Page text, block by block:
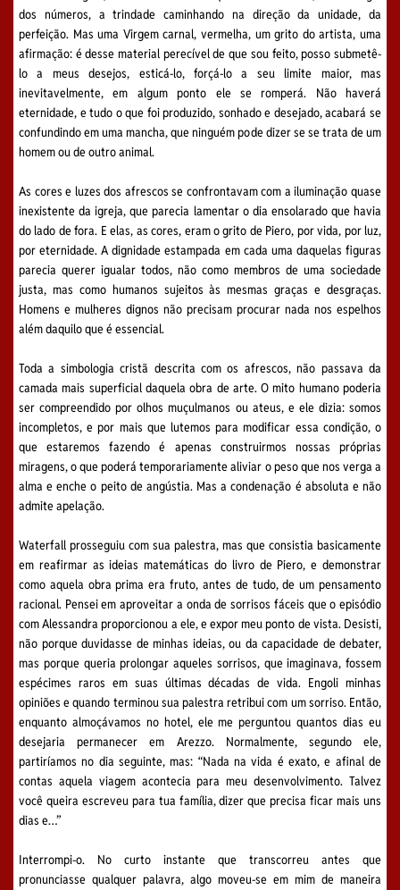
dos números, a trindade caminhando na direção da unidade, da
perfeição. Mas uma Virgem carnal, vermelha, um grito do artista, uma
afirmação: é desse material perecível de que sou feito, posso submetê-
lo a meus desejos, esticá-lo, forçá-lo a seu limite maior, mas
inevitavelmente, em algum ponto ele se romperá. Não haverá
eternidade, e tudo o que foi produzido, sonhado e desejado, acabará se
confundindo em uma mancha, que ninguém pode dizer se se trata de um
homem ou de outro animal.
As cores e luzes dos afrescos se confrontavam com a iluminação quase
inexistente da igreja, que parecia lamentar o dia ensolarado que havia
do lado de fora. E elas, as cores, eram o grito de Piero, por vida, por luz,
por eternidade. A dignidade estampada em cada uma daquelas figuras
parecia querer igualar todos, não como membros de uma sociedade
justa, mas como humanos sujeitos às mesmas graças e desgraças.
Homens e mulheres dignos não precisam procurar nada nos espelhos
além daquilo que é essencial.
Toda a simbologia cristã descrita com os afrescos, não passava da
camada mais superficial daquela obra de arte. O mito humano poderia
ser compreendido por olhos muçulmanos ou ateus, e ele dizia: somos
incompletos, e por mais que lutemos para modificar essa condição, o
que estaremos fazendo é apenas construirmos nossas próprias
miragens, o que poderá temporariamente aliviar o peso que nos verga a
alma e enche o peito de angústia. Mas a condenação é absoluta e não
admite apelação.
Waterfall prosseguiu com sua palestra, mas que consistia basicamente
em reafirmar as ideias matemáticas do livro de Piero, e demonstrar
como aquela obra prima era fruto, antes de tudo, de um pensamento
racional. Pensei em aproveitar a onda de sorrisos fáceis que o episódio
com Alessandra proporcionou a ele, e expor meu ponto de vista. Desisti,
não porque duvidasse de minhas ideias, ou da capacidade de debater,
mas porque queria prolongar aqueles sorrisos, que imaginava, fossem
espécimes raros em suas últimas décadas de vida. Engoli minhas
opiniões e quando terminou sua palestra retribui com um sorriso. Então,
enquanto almoçávamos no hotel, ele me perguntou quantos dias eu
desejaria permanecer em Arezzo. Normalmente, segundo ele,
partiríamos no dia seguinte, mas: “Nada na vida é exato, e afinal de
contas aquela viagem acontecia para meu desenvolvimento. Talvez
você queira escreveu para tua família, dizer que precisa ficar mais uns
dias e…”
Interrompi-o. No curto instante que transcorreu antes que
pronunciasse qualquer palavra, algo moveu-se em mim de maneira